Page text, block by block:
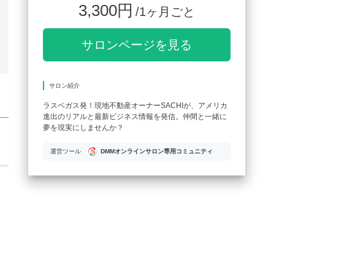
3,300円 /1ヶ月ごと
サロンページを見る
サロン紹介
ラスベガス発！現地不動産オーナーSACHIが、アメリカ
進出のリアルと最新ビジネス情報を発信。仲間と一緒に
夢を現実にしませんか？
運営ツール DMMオンラインサロン専用コミュニティ